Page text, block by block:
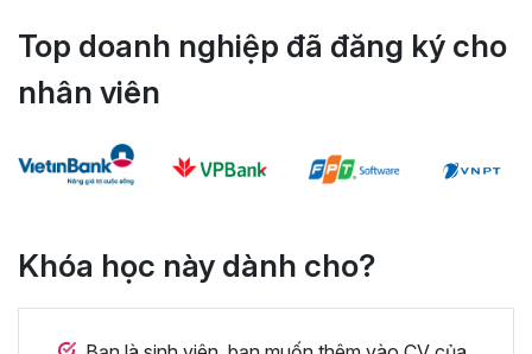
Top doanh nghiệp đã đăng ký cho
nhân viên
Khóa học này dành cho?